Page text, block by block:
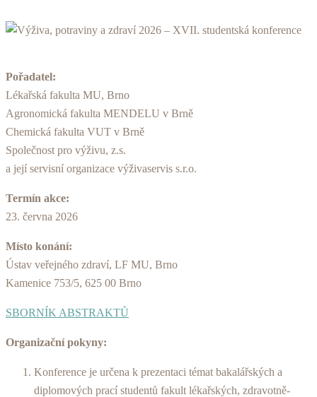
Pořadatel:
Lékařská fakulta MU, Brno
Agronomická fakulta MENDELU v Brně
Chemická fakulta VUT v Brně
Společnost pro výživu, z.s.
a její servisní organizace výživaservis s.r.o.
Termín akce:
23. června 2026
Místo konání:
Ústav veřejného zdraví, LF MU, Brno
Kamenice 753/5, 625 00 Brno
SBORNÍK ABSTRAKTŮ
Organizační pokyny:
Konference je určena k prezentaci témat bakalářských a
diplomových prací studentů fakult lékařských, zdravotně-